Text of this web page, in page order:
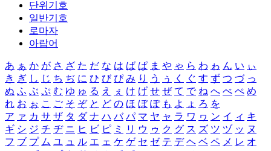
단위기호
일반기호
로마자
아랍어
あ ぁ か が さ ざ た だ な は ば ぱ ま や ゃ ら わ ゎ ん い ぃ
き ぎ し じ ち ぢ に ひ び ぴ み り う ぅ く ぐ す ず つ づ っ
ぬ ふ ぶ ぷ む ゆ ゅ る え ぇ け げ せ ぜ て で ね へ べ ぺ め
れ お ぉ こ ご そ ぞ と ど の ほ ぼ ぽ も よ ょ ろ を
ア ァ カ サ ザ タ ダ ナ ハ バ パ マ ヤ ャ ラ ワ ヮ ン イ ィ キ
ギ シ ジ チ ヂ ニ ヒ ビ ピ ミ リ ウ ゥ ク グ ス ズ ツ ヅ ッ ヌ
フ ブ プ ム ユ ュ ル エ ェ ケ ゲ セ ゼ テ デ ヘ ベ ペ メ レ オ